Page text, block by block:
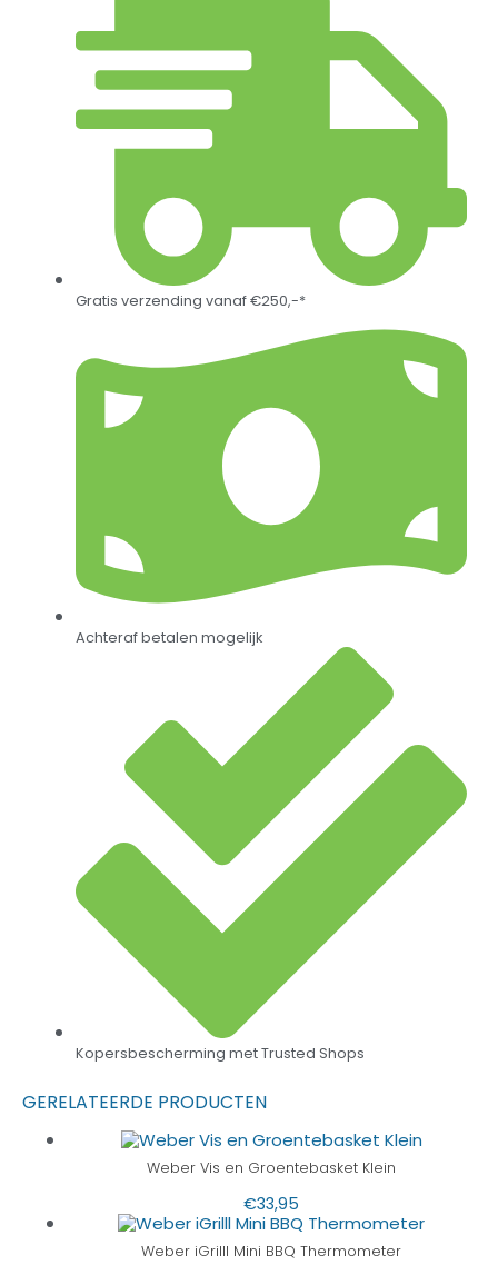
Gratis verzending vanaf €250,-*
Achteraf betalen mogelijk
Kopersbescherming met Trusted Shops
GERELATEERDE PRODUCTEN
Weber Vis en Groentebasket Klein
€33,95
Weber iGrilll Mini BBQ Thermometer